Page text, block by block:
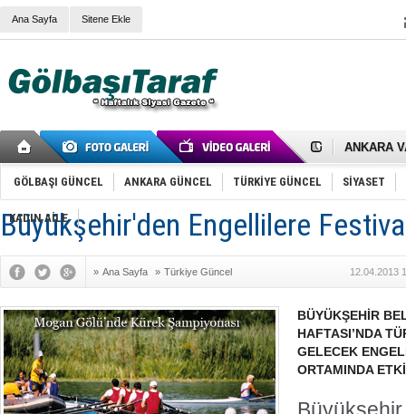
Ana Sayfa Sitene Ekle
Cemal
Samet
FAİZ
OLİMPİK
SÖZ
TÜRKİYE
SPOR
Mikail
Gölbaşı
İNCEK
GÖLBAŞI GÜNCEL ANKARA GÜNCEL TÜRKİYE GÜNCEL SİYASET
KADIN AİLE
Büyükşehir'den Engellilere
» Ana Sayfa » Türkiye Güncel 12.04.2013
BÜYÜKŞEHİR
HAFTASI’NDA
GELECEK
ORTAMINDA